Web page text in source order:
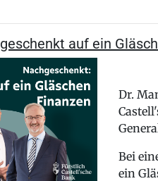
auf ein
Dr.
Bei
ein